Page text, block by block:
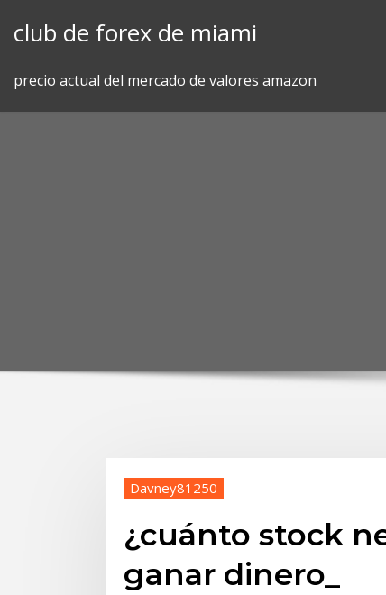
club de forex de miami
precio actual del mercado de valores amazon
Davney81250
¿cuánto stock
ganar dinero_